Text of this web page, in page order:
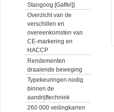
Stangoog [Gaffel])
Overzicht van de
verschillen en
overeenkomsten van
CE-markering en
HACCP
Rendementen
draaiende beweging
Typekeuringen nodig
binnen de
aandrijftechniek
260 000 veilingkarren